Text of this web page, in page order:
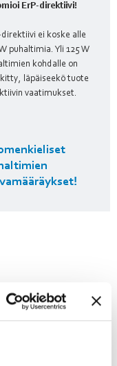
ErP-direktiivi!
direktiivi ei koske alle
puhaltimia. Yli 125 W
kohdalle on
läpäiseekö tuote
vaatimukset.